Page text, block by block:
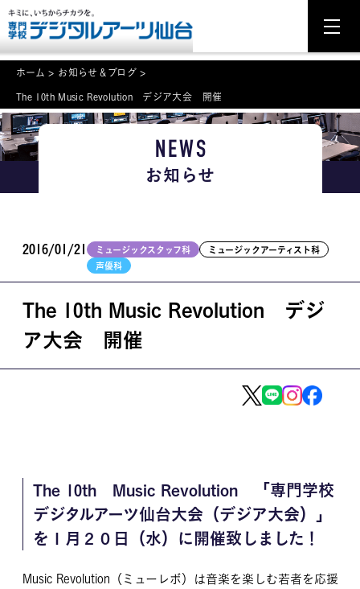
NEWS
学科・専攻案内
学校案内
就職・資格
イベント案内
学びの環境
企業のみなさま
卒業生のみなさま
資料請求
お問い合わせ
ホーム > お知らせ＆ブログ >
The 10th Music Revolution デジア大会 開催
NEWS
お知らせ
2016/01/21 ミュージックスタッフ科
ミュージックアーティスト科
声優科
The 10th Music Revolution デジ
ア大会 開催
The 10th Music Revolution 「専門学校
デジタルアーツ仙台大会（デジア大会）」
を１月２０日（水）に開催致しました！
Music Revolution（ミューレボ）は音楽を楽しむ若者を応援